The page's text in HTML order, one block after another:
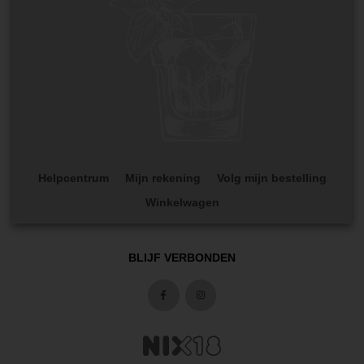
Helpcentrum Mijn rekening
Volg mijn bestelling
Winkelwagen
BLIJF VERBONDEN